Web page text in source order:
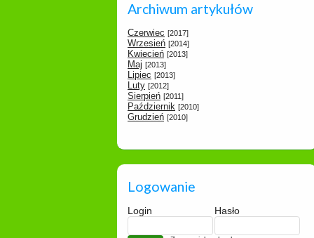
Archiwum artykułów
Czerwiec [2017]
Wrzesień [2014]
Kwiecień [2013]
Maj [2013]
Lipiec [2013]
Luty [2012]
Sierpień [2011]
Październik [2010]
Grudzień [2010]
Logowanie
Login Hasło